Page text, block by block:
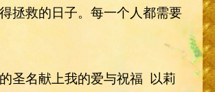
拯救的日子。每一个人都需要
圣名献上我的爱与祝福 以莉